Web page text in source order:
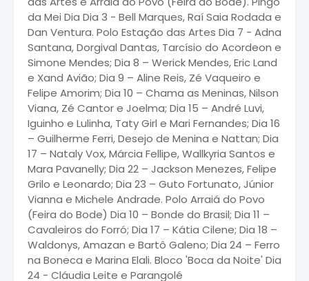
da Mei Dia Dia 3 - Bell Marques, Raí Saia Rodada e
Dan Ventura. Polo Estação das Artes Dia 7 - Adna
Santana, Dorgival Dantas, Tarcísio do Acordeon e
Simone Mendes; Dia 8 – Werick Mendes, Eric Land
e Xand Avião; Dia 9 – Aline Reis, Zé Vaqueiro e
Felipe Amorim; Dia 10 – Chama as Meninas, Nilson
Viana, Zé Cantor e Joelma; Dia 15 – André Luvi,
Iguinho e Lulinha, Taty Girl e Mari Fernandes; Dia 16
– Guilherme Ferri, Desejo de Menina e Nattan; Dia
17 – Nataly Vox, Márcia Fellipe, Wallkyria Santos e
Mara Pavanelly; Dia 22 – Jackson Menezes, Felipe
Grilo e Leonardo; Dia 23 – Guto Fortunato, Júnior
Vianna e Michele Andrade. Polo Arraiá do Povo
(Feira do Bode) Dia 10 – Bonde do Brasil; Dia 11 –
Cavaleiros do Forró; Dia 17 – Kátia Cilene; Dia 18 –
Waldonys, Amazan e Bartô Galeno; Dia 24 – Ferro
na Boneca e Marina Elali. Bloco 'Boca da Noite' Dia
24 - Cláudia Leite e Parangolé